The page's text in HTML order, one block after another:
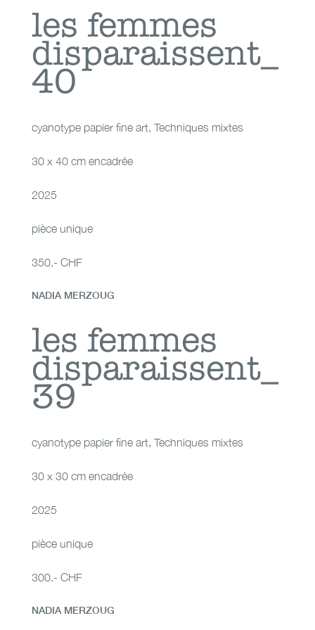
les femmes
disparaissent_40
les femmes
disparaissent_
40
cyanotype papier fine art, Techniques mixtes
30 x 40 cm encadrée
2025
pièce unique
350.- CHF
les femmes
disparaissent_39
NADIA MERZOUG
les femmes
disparaissent_
39
cyanotype papier fine art, Techniques mixtes
30 x 30 cm encadrée
2025
pièce unique
300.- CHF
NADIA MERZOUG